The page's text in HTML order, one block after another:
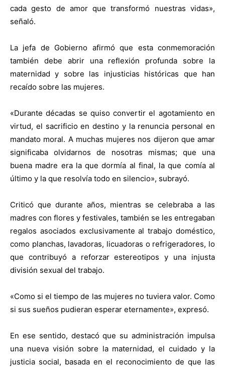
cada gesto de amor que transformó nuestras vidas»,
señaló.
La jefa de Gobierno afirmó que esta conmemoración
también debe abrir una reflexión profunda sobre la
maternidad y sobre las injusticias históricas que han
recaído sobre las mujeres.
«Durante décadas se quiso convertir el agotamiento en
virtud, el sacrificio en destino y la renuncia personal en
mandato moral. A muchas mujeres nos dijeron que amar
significaba olvidarnos de nosotras mismas; que una
buena madre era la que dormía al final, la que comía al
último y la que resolvía todo en silencio», subrayó.
Criticó que durante años, mientras se celebraba a las
madres con flores y festivales, también se les entregaban
regalos asociados exclusivamente al trabajo doméstico,
como planchas, lavadoras, licuadoras o refrigeradores, lo
que contribuyó a reforzar estereotipos y una injusta
división sexual del trabajo.
«Como si el tiempo de las mujeres no tuviera valor. Como
si sus sueños pudieran esperar eternamente», expresó.
En ese sentido, destacó que su administración impulsa
una nueva visión sobre la maternidad, el cuidado y la
justicia social, basada en el reconocimiento de que las